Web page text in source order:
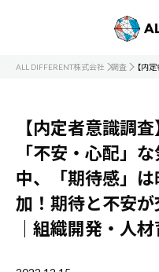
ALL DIFFERENT株式会社 調査 【内定
【内定者意識調
「不安・心配」
中、「期待感」
加！期待と不安が
｜組織開発・人